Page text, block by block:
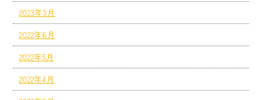
2023年3月
2022年6月
2022年5月
2022年4月